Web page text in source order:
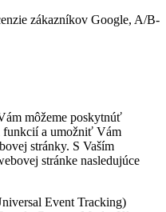
zákazníkov Google, A/B-
môžeme poskytnúť
funkcií a umožniť Vám
stránky. S Vaším
stránke nasledujúce
Event Tracking)